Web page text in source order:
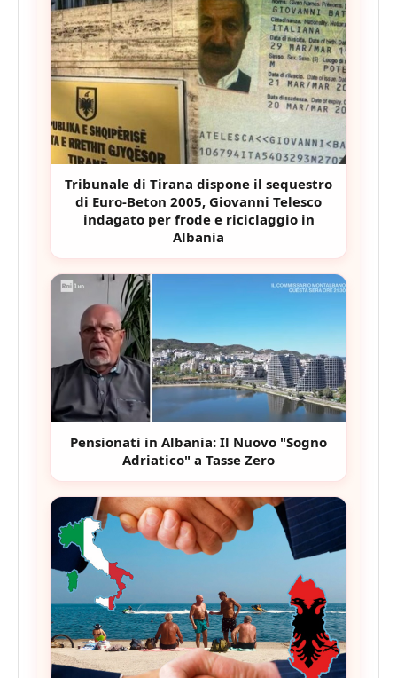
Tribunale di Tirana dispone il sequestro
di Euro-Beton 2005, Giovanni Telesco
indagato per frode e riciclaggio in
Albania
Pensionati in Albania: Il Nuovo "Sogno
Adriatico" a Tasse Zero